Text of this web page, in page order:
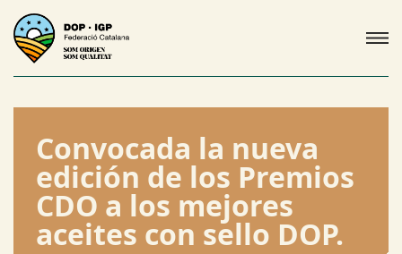
Convocada la nueva
edición de los Premios
CDO a los mejores
aceites con sello DOP.